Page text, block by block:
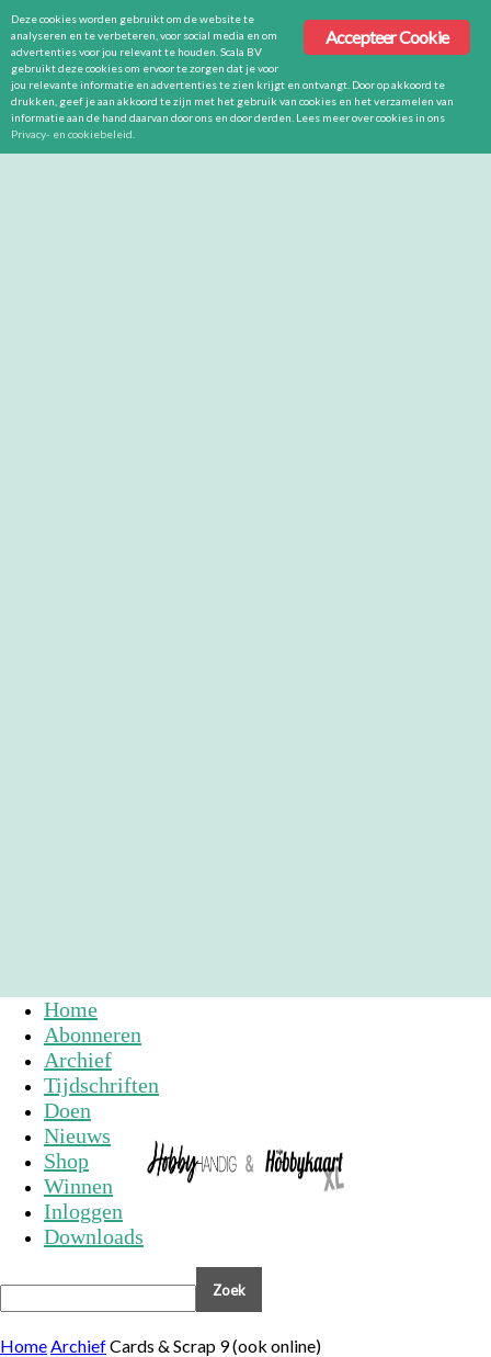
Home
Abonneren
Archief
Tijdschriften
Doen
Nieuws
Shop
Winnen
Inloggen
Downloads
HomeArchiefCards & Scrap 9 (ook online)
Accepteer Cookie
Deze cookies worden gebruikt om de website te
analyseren en te verbeteren, voor social media en om
advertenties voor jou relevant te houden. Scala BV
gebruikt deze cookies om ervoor te zorgen dat je voor
jou relevante informatie en advertenties te zien krijgt en ontvangt. Door op akkoord te
drukken, geef je aan akkoord te zijn met het gebruik van cookies en het verzamelen van
informatie aan de hand daarvan door ons en door derden. Lees meer over cookies in ons
Privacy- en cookiebeleid